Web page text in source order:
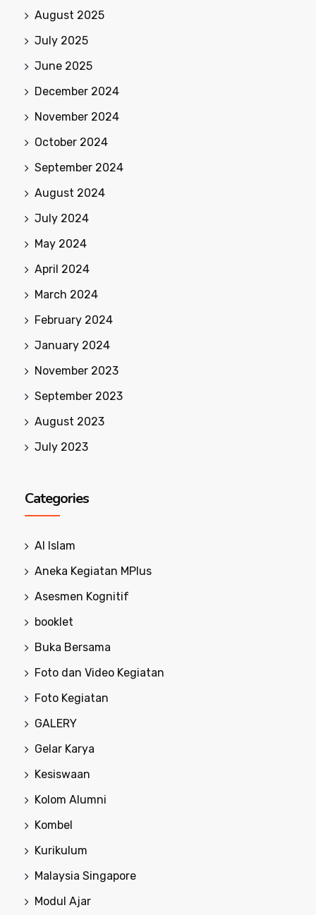
August 2025
July 2025
June 2025
December 2024
November 2024
October 2024
September 2024
August 2024
July 2024
May 2024
April 2024
March 2024
February 2024
January 2024
November 2023
September 2023
August 2023
July 2023
Categories
Al Islam
Aneka Kegiatan MPlus
Asesmen Kognitif
booklet
Buka Bersama
Foto dan Video Kegiatan
Foto Kegiatan
GALERY
Gelar Karya
Kesiswaan
Kolom Alumni
Kombel
Kurikulum
Malaysia Singapore
Modul Ajar